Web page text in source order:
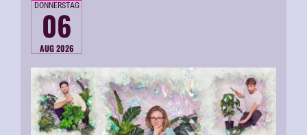
DONNERSTAG
06
AUG 2026